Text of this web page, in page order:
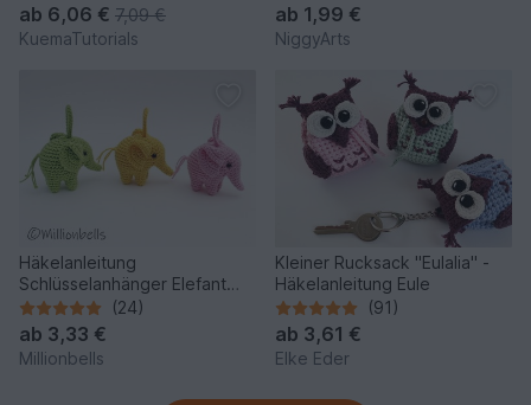
ab 6,06 € 7,09 €
KuemaTutorials
ab 1,99 €
NiggyArts
Häkelanleitung
Schlüsselanhänger Elefant
Taschenbäumler Anhänger
Amigurumi
(24)
ab 3,33 €
Millionbells
Kleiner Rucksack "Eulalia" -
Häkelanleitung Eule
(91)
ab 3,61 €
Elke Eder